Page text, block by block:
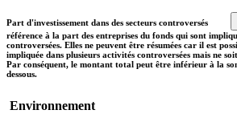
Part d'investissement dans des secteurs controversés
référence à la part des entreprises du fonds qui sont
controversées. Elles ne peuvent être résumées car il est
impliquée dans plusieurs activités controversées mais ne
Par conséquent, le montant total peut être inférieur à la
dessous.
Environnement